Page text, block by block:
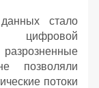
стало
цифровой
позволяли
потоки